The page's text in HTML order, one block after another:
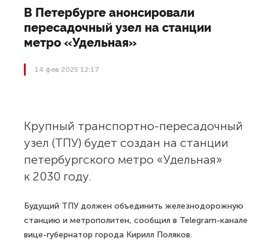
В Петербурге анонсировали
пересадочный узел на станции
метро «Удельная»
14 фев 2025 12:17
Крупный транспортно-пересадочный
узел (ТПУ) будет создан на станции
петербургского метро «Удельная»
к 2030 году.
Будущий ТПУ должен объединить железнодорожную
станцию и метрополитен, сообщил в Telegram-канале
вице-губернатор города Кирилл Поляков.